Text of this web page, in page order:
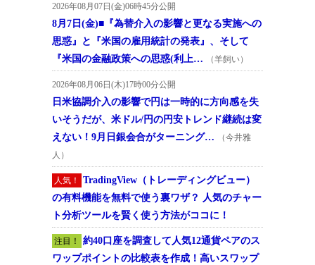
2026年08月07日(金)06時45分公開
8月7日(金)■『為替介入の影響と更なる実施への
思惑』と『米国の雇用統計の発表』、そして
『米国の金融政策への思惑(利上…
（羊飼い）
2026年08月06日(木)17時00分公開
日米協調介入の影響で円は一時的に方向感を失
いそうだが、米ドル/円の円安トレンド継続は変
えない！9月日銀会合がターニング…
（今井雅
人）
人気！
TradingView（トレーディングビュー）
の有料機能を無料で使う裏ワザ？ 人気のチャー
ト分析ツールを賢く使う方法がココに！
注目！
約40口座を調査して人気12通貨ペアのス
ワップポイントの比較表を作成！高いスワップ